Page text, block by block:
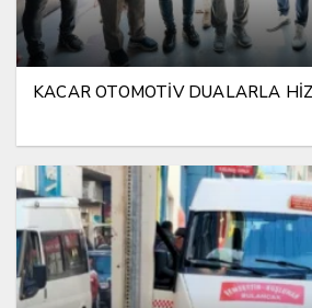
KACAR OTOMOTİV DUALARLA